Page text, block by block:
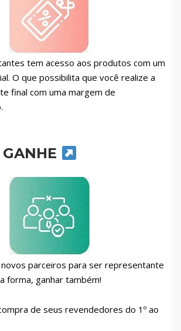
tem acesso aos produtos com um
O que possibilita que você realize a
final com uma margem de
parceiros para ser representante
forma, ganhar também!
de seus revendedores do 1º ao